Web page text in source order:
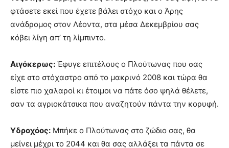
φτάσετε εκεί που έχετε βάλει στόχο και ο Άρης
ανάδρομος στον Λέοντα, στα μέσα Δεκεμβρίου σας
κόβει λίγη απ’ τη λίμπιντο.
Αιγόκερως: Έφυγε επιτέλους ο Πλούτωνας που σας
είχε στο στόχαστρο από το μακρινό 2008 και τώρα θα
είστε πιο χαλαροί κι έτοιμοι να πάτε όσο ψηλά θέλετε,
σαν τα αγριοκάτσικα που αναζητούν πάντα την κορυφή.
Υδροχόος: Μπήκε ο Πλούτωνας στο ζώδιο σας, θα
μείνει μέχρι το 2044 και θα σας αλλάξει τα πάντα σε